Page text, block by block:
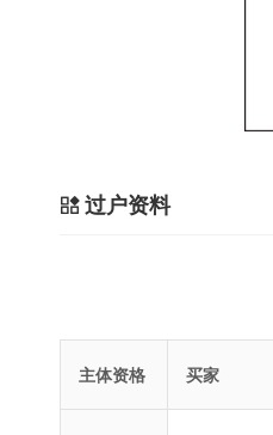
过户资料
主体资格 买家